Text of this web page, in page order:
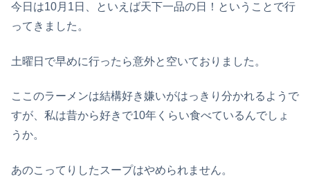
今日は10月1日、といえば天下一品の日！ということで行
ってきました。
土曜日で早めに行ったら意外と空いておりました。
ここのラーメンは結構好き嫌いがはっきり分かれるようで
すが、私は昔から好きで10年くらい食べているんでしょ
うか。
あのこってりしたスープはやめられません。